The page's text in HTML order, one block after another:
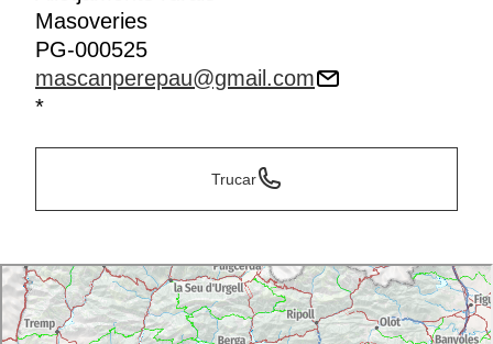
Masoveries
PG-000525
mascanperepau@gmail.com
*
Trucar